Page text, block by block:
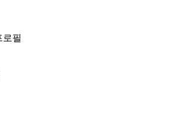
로필